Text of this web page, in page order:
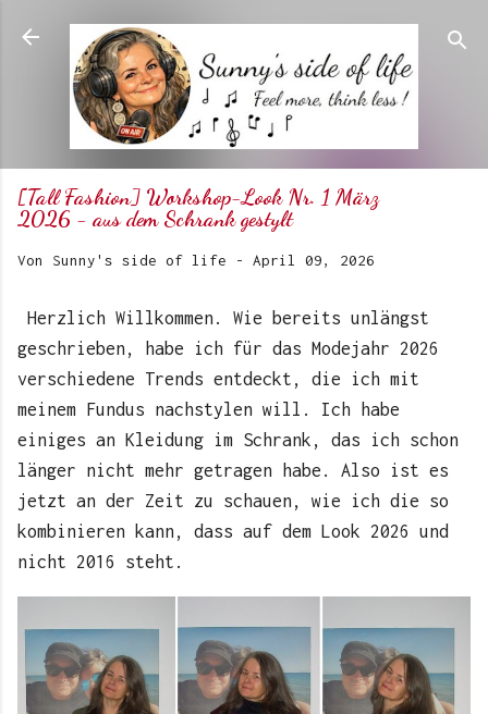
Direkt zum Hauptbereich
[Tall Fashion] Workshop-Look Nr. 1 März
2026 - aus dem Schrank gestylt
Von Sunny's side of life - April 09, 2026
Herzlich Willkommen. Wie bereits unlängst
geschrieben, habe ich für das Modejahr 2026
verschiedene Trends entdeckt, die ich mit
meinem Fundus nachstylen will. Ich habe
einiges an Kleidung im Schrank, das ich schon
länger nicht mehr getragen habe. Also ist es
jetzt an der Zeit zu schauen, wie ich die so
kombinieren kann, dass auf dem Look 2026 und
nicht 2016 steht.